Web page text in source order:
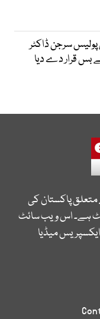
سرجن ڈاکٹر
بس قرار دے دیا
پاکستان کی
ہے۔ اس ویب سائٹ
میڈیا